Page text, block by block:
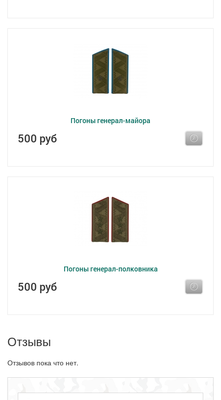
Погоны генерал-майора
500 руб
Погоны генерал-полковника
500 руб
Отзывы
Отзывов пока что нет.